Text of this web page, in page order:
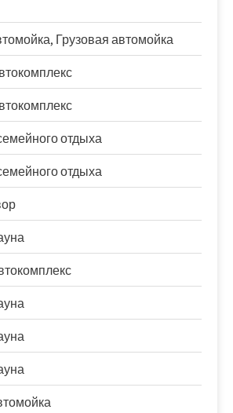
Грузовая автомойка
отдыха
отдыха